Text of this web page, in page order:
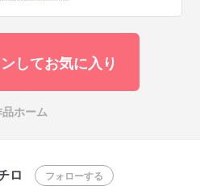
してお気に入り
品ホーム
ロ フォローする